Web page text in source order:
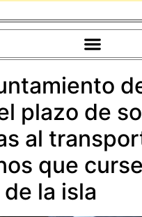
plazo de
al
que
la isla